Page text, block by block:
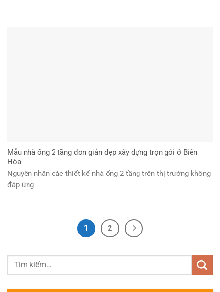
Mẫu nhà ống 2 tầng đơn giản đẹp xây dựng trọn gói ở Biên
Hòa
Nguyên nhân các thiết kế nhà ống 2 tầng trên thị trường không
đáp ứng
1 2